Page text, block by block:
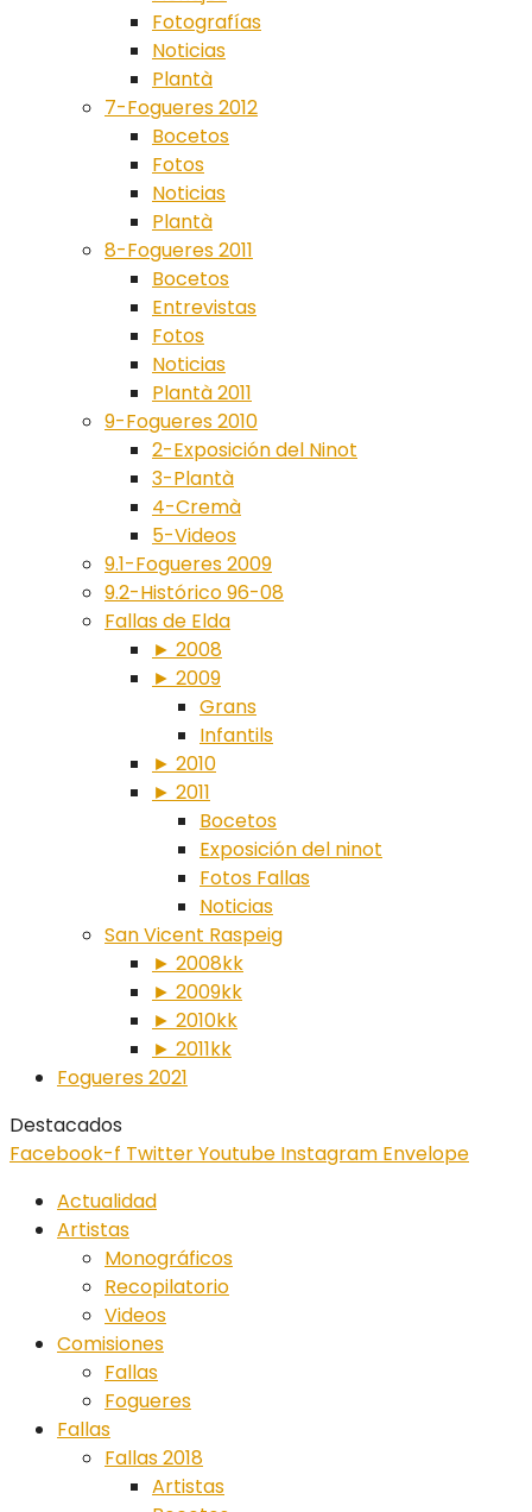
Fotografías
Noticias
Plantà
7-Fogueres 2012
Bocetos
Fotos
Noticias
Plantà
8-Fogueres 2011
Bocetos
Entrevistas
Fotos
Noticias
Plantà 2011
9-Fogueres 2010
2-Exposición del Ninot
3-Plantà
4-Cremà
5-Videos
9.1-Fogueres 2009
9.2-Histórico 96-08
Fallas de Elda
► 2008
► 2009
Grans
Infantils
► 2010
► 2011
Bocetos
Exposición del ninot
Fotos Fallas
Noticias
San Vicent Raspeig
► 2008kk
► 2009kk
► 2010kk
► 2011kk
Fogueres 2021
Destacados
Facebook-f TwitterYoutube Instagram Envelope
Actualidad
Artistas
Monográficos
Recopilatorio
Videos
Comisiones
Fallas
Fogueres
Fallas
Fallas 2018
Artistas